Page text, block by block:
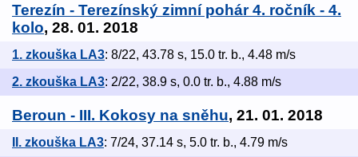
Terezín - Terezínský zimní pohár 4. ročník - 4.
kolo, 28. 01. 2018
1. zkouška LA3: 8/22, 43.78 s, 15.0 tr. b., 4.48 m/s
2. zkouška LA3: 2/22, 38.9 s, 0.0 tr. b., 4.88 m/s
Beroun - III. Kokosy na sněhu, 21. 01. 2018
II. zkouška LA3: 7/24, 37.14 s, 5.0 tr. b., 4.79 m/s